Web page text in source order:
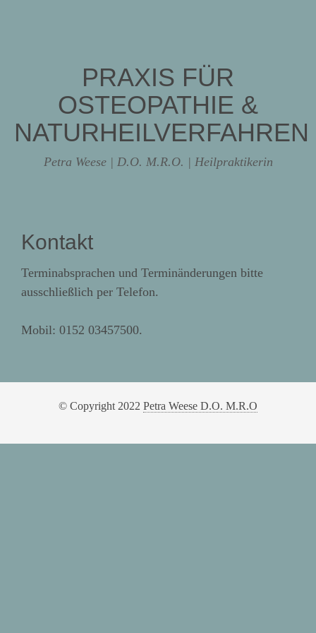
PRAXIS FÜR
OSTEOPATHIE &
NATURHEILVERFAHREN
Petra Weese | D.O. M.R.O. | Heilpraktikerin
Kontakt
Terminabsprachen und Terminänderungen bitte
ausschließlich per Telefon.
Mobil: 0152 03457500.
© Copyright 2022 Petra Weese D.O. M.R.O